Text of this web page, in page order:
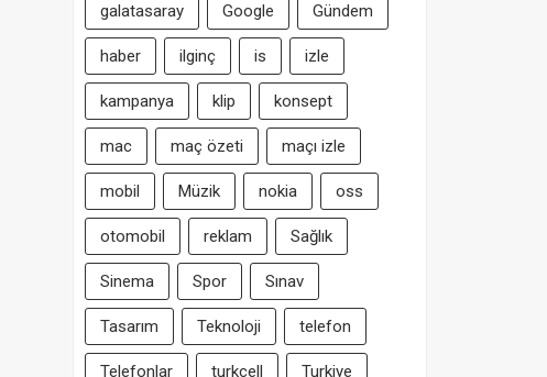
galatasaray Google Gündem
haber ilginç is izle
kampanya klip konsept
mac maç özeti maçı izle
mobil Müzik nokia oss
otomobil reklam Sağlık
Sinema Spor Sınav
Tasarım Teknoloji telefon
Telefonlar turkcell Turkiye